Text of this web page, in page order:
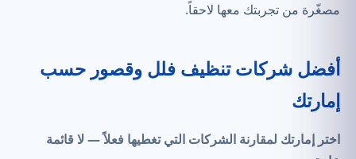
مصغّرة من تجربتك معها لاحقاً.
أفضل شركات تنظيف فلل وقصور حسب
إمارتك
اختر إمارتك لمقارنة الشركات التيتغطيها فعلاً— لا قائمة